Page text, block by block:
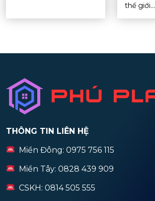
thế giới...
THÔNG TIN LIÊN HỆ
Miền Đông: 0975 756 115
Miền Tây: 0828 439 909
CSKH: 0814 505 555